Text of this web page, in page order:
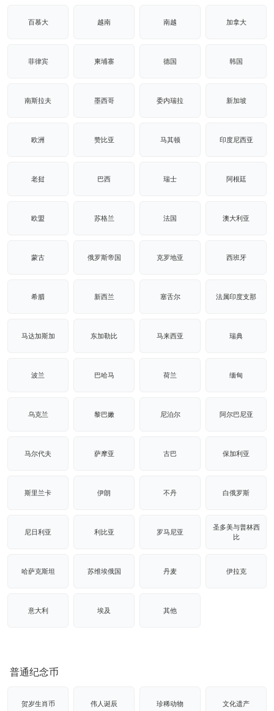
百慕大 越南 南越 加拿大
菲律宾 柬埔寨 德国 韩国
南斯拉夫 墨西哥 委内瑞拉 新加坡
欧洲 赞比亚 马其顿 印度尼西亚
老挝 巴西 瑞士 阿根廷
欧盟 苏格兰 法国 澳大利亚
蒙古 俄罗斯帝国 克罗地亚 西班牙
希腊 新西兰 塞舌尔 法属印度支那
马达加斯加 东加勒比 马来西亚 瑞典
波兰 巴哈马 荷兰 缅甸
乌克兰 黎巴嫩 尼泊尔 阿尔巴尼亚
马尔代夫 萨摩亚 古巴 保加利亚
斯里兰卡 伊朗 不丹 白俄罗斯
尼日利亚 利比亚 罗马尼亚
圣多美与普林西
比
哈萨克斯坦 苏维埃俄国 丹麦 伊拉克
意大利 埃及 其他
普通纪念币
贺岁生肖币 伟人诞辰 珍稀动物 文化遗产